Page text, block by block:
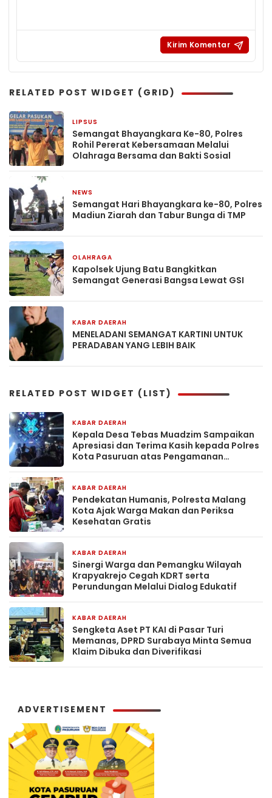
RELATED POST WIDGET (GRID)
LIPSUS
Semangat Bhayangkara Ke-80, Polres
Rohil Pererat Kebersamaan Melalui
Olahraga Bersama dan Bakti Sosial
NEWS
Semangat Hari Bhayangkara ke-80, Polres
Madiun Ziarah dan Tabur Bunga di TMP
OLAHRAGA
Kapolsek Ujung Batu Bangkitkan
Semangat Generasi Bangsa Lewat GSI
KABAR DAERAH
MENELADANI SEMANGAT KARTINI UNTUK
PERADABAN YANG LEBIH BAIK
RELATED POST WIDGET (LIST)
KABAR DAERAH
Kepala Desa Tebas Muadzim Sampaikan
Apresiasi dan Terima Kasih kepada Polres
Kota Pasuruan atas Pengamanan
KABAR DAERAH
Pendekatan Humanis, Polresta Malang
Kota Ajak Warga Makan dan Periksa
Kesehatan Gratis
KABAR DAERAH
Sinergi Warga dan Pemangku Wilayah
Krapyakrejo Cegah KDRT serta
Perundungan Melalui Dialog Edukatif
KABAR DAERAH
Sengketa Aset PT KAI di Pasar Turi
Memanas, DPRD Surabaya Minta Semua
Klaim Dibuka dan Diverifikasi
ADVERTISEMENT